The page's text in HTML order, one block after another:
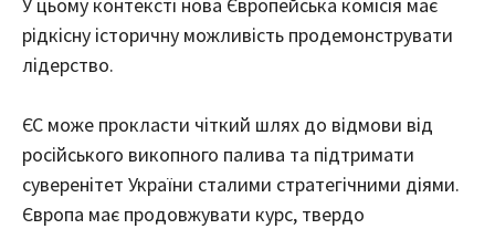
рідкісну історичну можливість продемонструвати
лідерство.
ЄС може прокласти чіткий шлях до відмови від
російського викопного палива та підтримати
суверенітет України сталими стратегічними діями.
Європа має продовжувати курс, твердо